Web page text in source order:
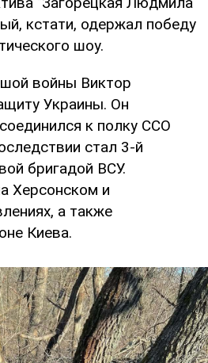
кстати, одержал победу
шоу.
войны Виктор
Украины. Он
к полку ССО
стал 3-й
бригадой ВСУ.
Херсонском и
а также
Киева.